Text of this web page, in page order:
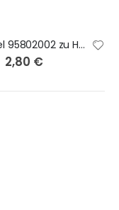
Schäkel 95802002 zu Herder 0015301670
Sonderangebot
2,80 €